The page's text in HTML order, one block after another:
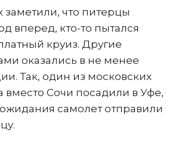
заметили, что питерцы
вперед, кто-то пытался
круиз. Другие
оказались в не менее
Так, один из московских
вместо Сочи посадили в Уфе,
самолет отправили